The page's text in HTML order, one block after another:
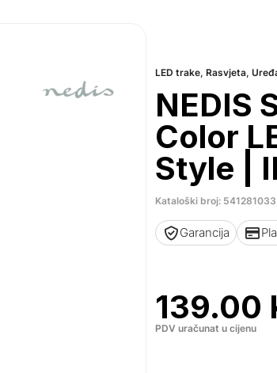
LED trake,Rasvjeta,
NEDIS
Color
Style |
Kataloški broj:
Garancija
139.00
PDV uračunat u cijenu